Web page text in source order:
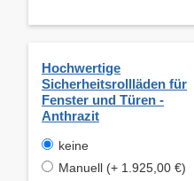
Hochwertige
Sicherheitsrollläden für
Fenster und Türen -
Anthrazit
keine
Manuell (+ 1.925,00 €)